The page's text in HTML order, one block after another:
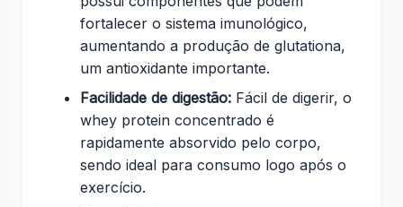
fortalecer o sistema imunológico,
aumentando a produção de glutationa,
um antioxidante importante.
Facilidade de digestão: Fácil de digerir, o
whey protein concentrado é
rapidamente absorvido pelo corpo,
sendo ideal para consumo logo após o
exercício.